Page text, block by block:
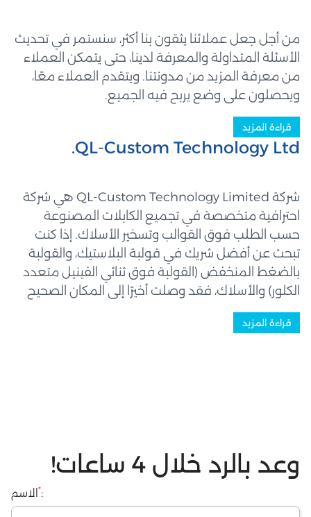
من أجل جعل عملائنا يثقون بنا أكثر، سنستمر في تحديث
الأسئلة المتداولة والمعرفة لدينا، حتى يتمكن العملاء
من معرفة المزيد من مدونتنا. ويتقدم العملاء معًا،
ويحصلون على وضع يربح فيه الجميع.
قراءة المزيد
QL-Custom Technology Ltd.
شركة QL-Custom Technology Limited هي شركة
احترافية متخصصة في تجميع الكابلات المصنوعة
حسب الطلب فوق القوالب وتسخير الأسلاك. إذا كنت
تبحث عن أفضل شريك في قولبة البلاستيك، والقولبة
بالضغط المنخفض (القولبة فوق ثنائي الفينيل متعدد
الكلور) والأسلاك، فقد وصلت أخيرًا إلى المكان الصحيح
حيث سيخدمك فريق عمل ذو خبرة وكفاءة عالية - رواد
في هذه الصناعة. نحن نصنع قطعًا عالية الجودة
قراءة المزيد
وعد بالرد خلال 4 ساعات!
الاسم *: